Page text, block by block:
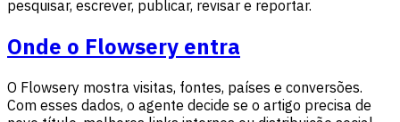
pesquisar, escrever, publicar, revisar e reportar.
Onde o Flowsery entra
O Flowsery mostra visitas, fontes, países e conversões.
Com esses dados, o agente decide se o artigo precisa de